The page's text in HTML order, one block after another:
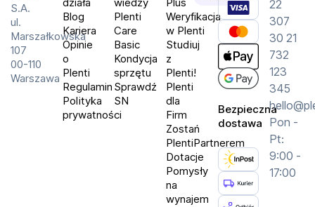
S.A.
ul.
Marszałkowska
107
00-110
Warszawa
działa
Blog
Kariera
Opinie
o
Plenti
Regulamin
Polityka
prywatności
wiedzy
Plenti
Care
Basic
Kondycja
sprzętu
Sprawdź
SN
Plus
Weryfikacja
w Plenti
Studiuj
z
Plenti!
Plenti
dla
Firm
Zostań
PlentiPartnerem
Dotacje
Pomysły
na
wynajem
Bezpieczna
dostawa
22
307
30 21
732
123
345
Pon -
Pt:
9:00 -
17:00